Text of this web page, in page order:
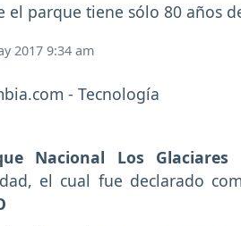
el parque tiene sólo 80 años
2017 9:34 am
Nacional Los Glaciares
el cual fue declarado